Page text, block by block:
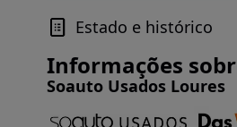
Estado e histórico
Informações
Soauto Usados Loures